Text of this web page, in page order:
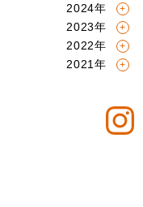
2024年
6月〔1〕
2023年
5月〔1〕
2022年
11月〔1〕
〔1〕
2021年